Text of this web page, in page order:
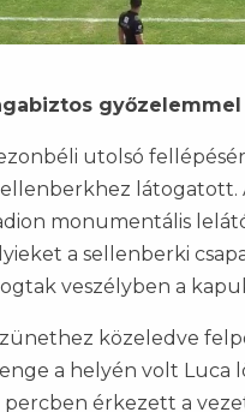
utolsó
látogatott.
monumentális
a sellenberki
veszélyben a
közeledve
a helyén volt Luca
percben érkezett a